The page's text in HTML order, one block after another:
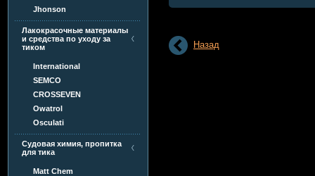
Назад
Jhonson
Лакокрасочные материалы
и средства по уходу за
тиком
International
SEMCO
CROSSEVEN
Owatrol
Osculati
Судовая химия, пропитка
для тика
Matt Chem